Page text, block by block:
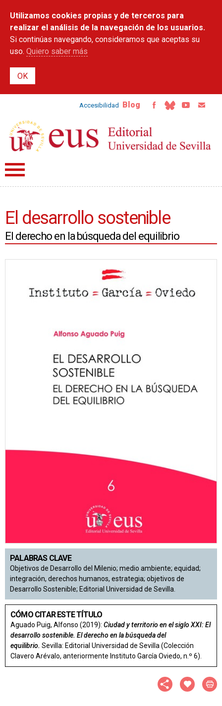
contenido
principal
Utilizamos cookies propias y de terceros para
realizar el análisis de la navegación de los usuarios.
Si continúas navegando, consideramos que aceptas su
uso. Quiero saber más
Accesibilidad Blog
El desarrollo sostenible
El derecho en la búsqueda del equilibrio
PALABRAS CLAVE
Objetivos de Desarrollo del Milenio; medio ambiente; equidad;
integración, derechos humanos, estrategia; objetivos de
Desarrollo Sostenible; Editorial Universidad de Sevilla.
CÓMO CITAR ESTE TÍTULO
Aguado Puig, Alfonso (2019): Ciudad y territorio en el siglo XXI: El
desarrollo sostenible. El derecho en la búsqueda del
equilibrio. Sevilla: Editorial Universidad de Sevilla (Colección
Clavero Arévalo, anteriormente Instituto García Oviedo, n.º 6).